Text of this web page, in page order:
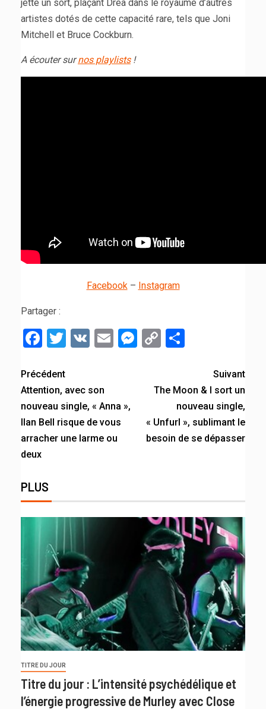
jette un sort, plaçant Drea dans le royaume d’autres
artistes dotés de cette capacité rare, tels que Joni
Mitchell et Bruce Cockburn.
A écouter surnos playlists!
Facebook – Instagram
Partager :
Facebook
Twitter
VK EmailMessenger
Copy
Précédent
Attention, avec son
nouveau single, « Anna »,
Ilan Bell risque de vous
arracher une larme ou
deux
Suivant
The Moon & I sort un
nouveau single,
« Unfurl », sublimant le
besoin de se dépasser
PLUS
TITRE DU JOUR
Titre du jour : L’intensité psychédélique et
l’énergie progressive de Murley avec Close